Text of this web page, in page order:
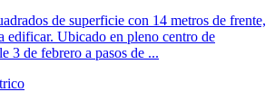
de superficie con 14 metros de frente,
edificar. Ubicado en pleno centro de
3 de febrero a pasos de ...